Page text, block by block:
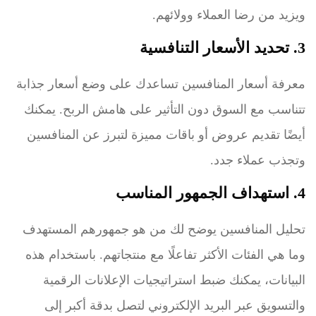
ويزيد من رضا العملاء وولائهم.
3. تحديد الأسعار التنافسية
معرفة أسعار المنافسين تساعدك على وضع أسعار جذابة
تتناسب مع السوق دون التأثير على هامش الربح. يمكنك
أيضًا تقديم عروض أو باقات مميزة لتبرز عن المنافسين
وتجذب عملاء جدد.
4. استهداف الجمهور المناسب
تحليل المنافسين يوضح لك من هو جمهورهم المستهدف
وما هي الفئات الأكثر تفاعلًا مع منتجاتهم. باستخدام هذه
البيانات، يمكنك ضبط استراتيجيات الإعلانات الرقمية
والتسويق عبر البريد الإلكتروني لتصل بدقة أكبر إلى